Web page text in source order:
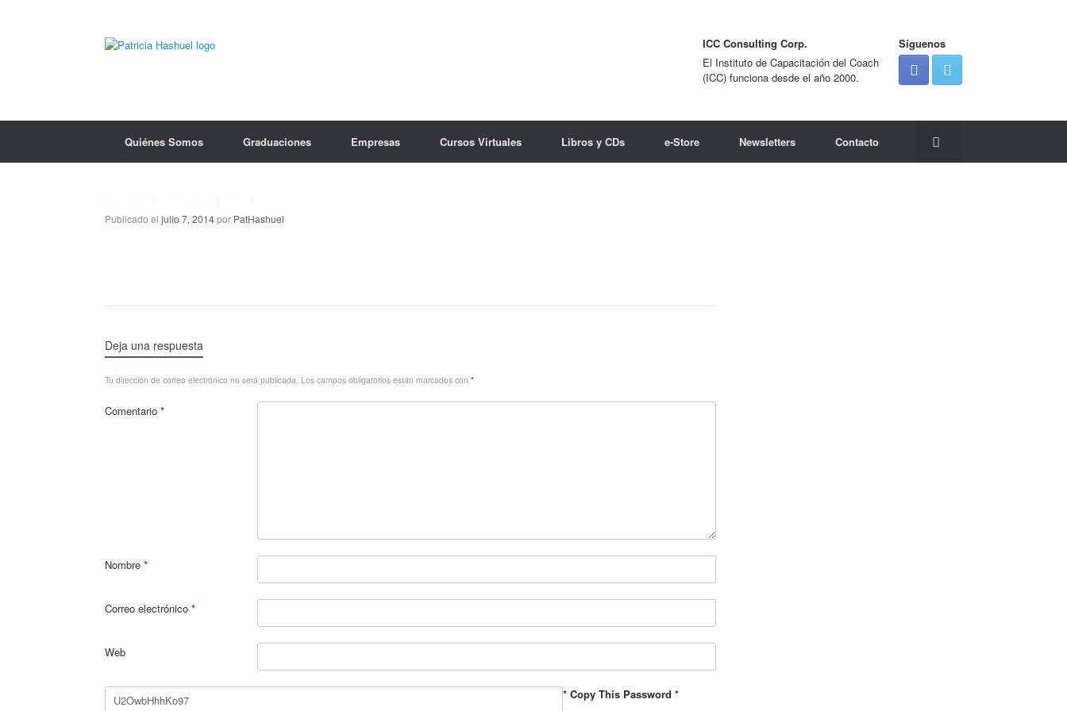
ICC Consulting Corp.
El Instituto de Capacitación del Coach
(ICC) funciona desde el año 2000.
Síguenos
Quiénes Somos Graduaciones Empresas Cursos Virtuales Libros y CDs e-Store Newsletters Contacto
Publicado el julio 7, 2014por PatHashuel
Deja una respuesta
Tu dirección de correo electrónico no será publicada. Los campos obligatorios están marcados con *
Comentario *
Nombre *
Correo electrónico *
Web
* Copy This Password *